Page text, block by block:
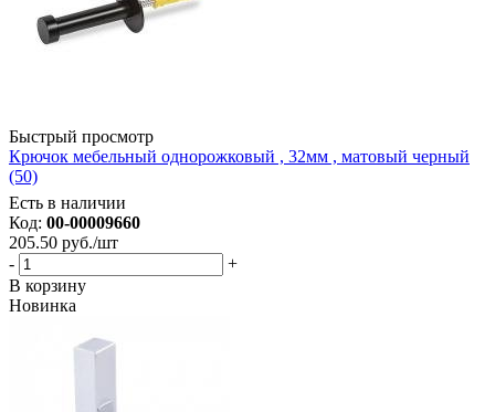
Быстрый просмотр
Крючок мебельный однорожковый , 32мм , матовый черный
(50)
Есть в наличии
Код: 00-00009660
205.50 руб./шт
-
+
В корзину
Новинка